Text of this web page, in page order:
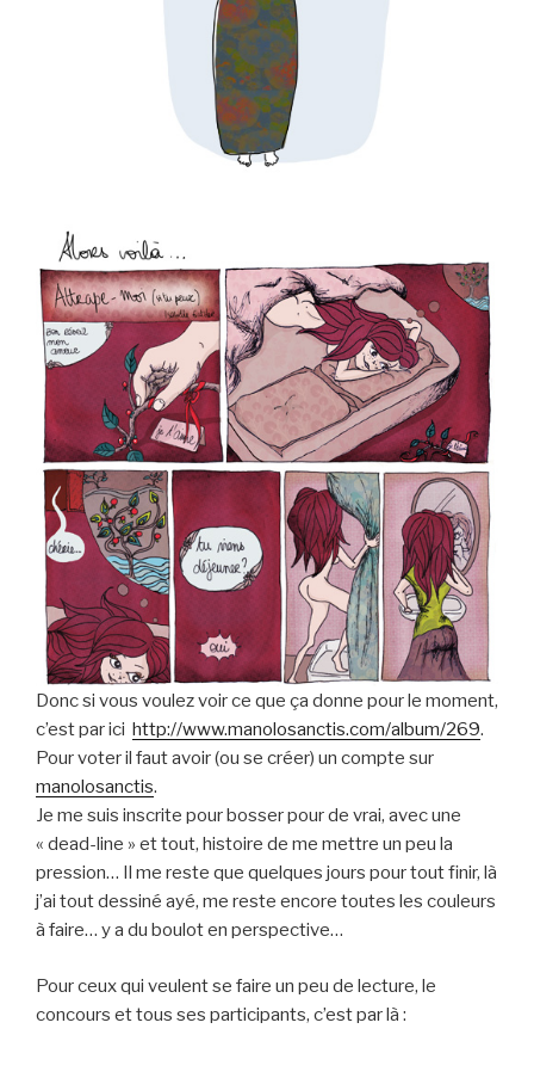
Donc si vous voulez voir ce que ça donne pour le moment,
c’est par ici http://www.manolosanctis.com/album/269.
Pour voter il faut avoir (ou se créer) un compte sur
manolosanctis.
Je me suis inscrite pour bosser pour de vrai, avec une
« dead-line » et tout, histoire de me mettre un peu la
pression… Il me reste que quelques jours pour tout finir, là
j’ai tout dessiné ayé, me reste encore toutes les couleurs
à faire… y a du boulot en perspective…
Pour ceux qui veulent se faire un peu de lecture, le
concours et tous ses participants, c’est par là :